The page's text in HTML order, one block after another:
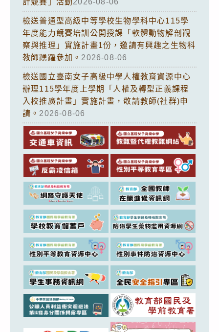
檢送普通型高級中等學校生物學科中心115學
年度能力競賽培訓公開授課「軟體動物解剖觀
察與推理」實施計畫1份，邀請有興趣之生物科
教師踴躍參加。 2026-08-06
檢送國立臺南女子高級中學人權教育資源中心
辦理115學年度上學期「人權及轉型正義課程
入校推廣計畫」實施計畫，敬請教師(社群)申
請。 2026-08-06